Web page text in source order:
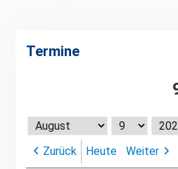
Termine
Monat
Tag
Jahr
Zurück
Heute
Weiter